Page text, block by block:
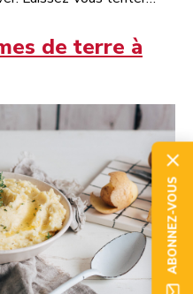
de terre à
ABONNEZ-VOUS